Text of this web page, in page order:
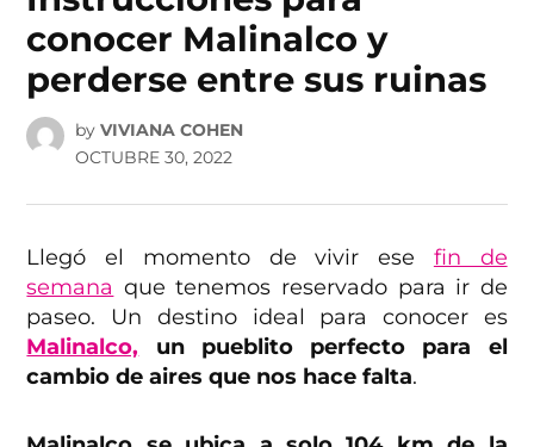
conocer Malinalco y
perderse entre sus ruinas
by VIVIANA COHEN
OCTUBRE 30, 2022
Llegó el momento de vivir ese fin de
semana que tenemos reservado para ir de
paseo. Un destino ideal para conocer es
Malinalco, un pueblito perfecto para el
cambio de aires que nos hace falta.